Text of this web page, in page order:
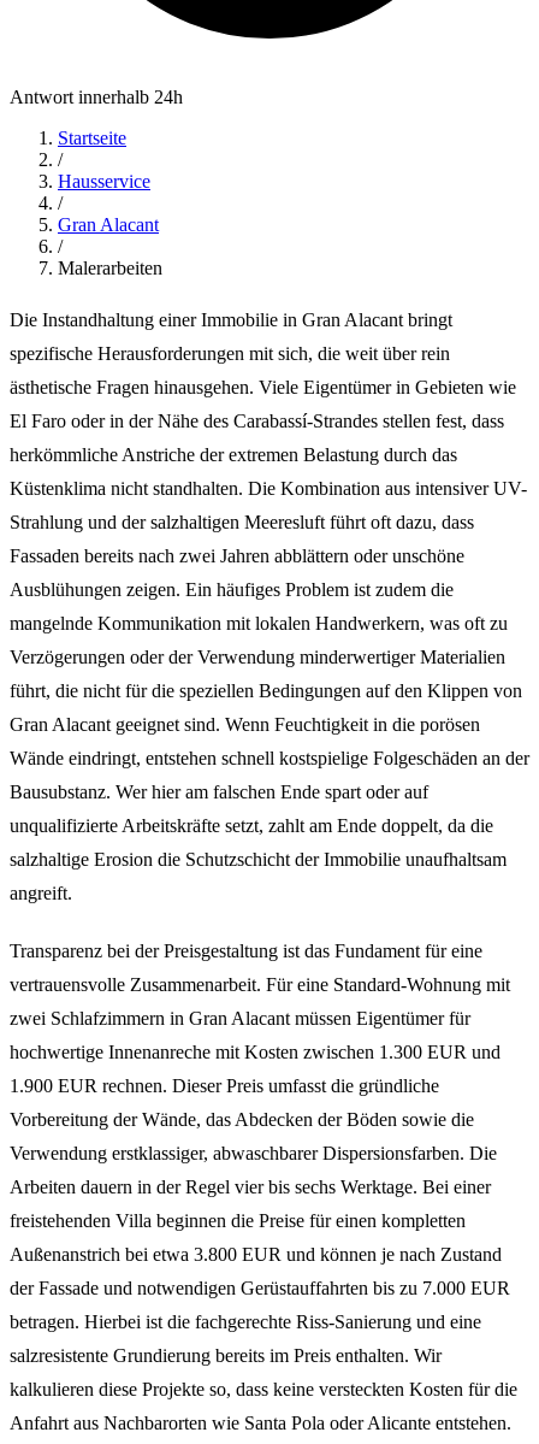
Antwort innerhalb 24h
Startseite
/
Hausservice
/
Gran Alacant
/
Malerarbeiten
Die Instandhaltung einer Immobilie in Gran Alacant bringt
spezifische Herausforderungen mit sich, die weit über rein
ästhetische Fragen hinausgehen. Viele Eigentümer in Gebieten wie
El Faro oder in der Nähe des Carabassí-Strandes stellen fest, dass
herkömmliche Anstriche der extremen Belastung durch das
Küstenklima nicht standhalten. Die Kombination aus intensiver UV-
Strahlung und der salzhaltigen Meeresluft führt oft dazu, dass
Fassaden bereits nach zwei Jahren abblättern oder unschöne
Ausblühungen zeigen. Ein häufiges Problem ist zudem die
mangelnde Kommunikation mit lokalen Handwerkern, was oft zu
Verzögerungen oder der Verwendung minderwertiger Materialien
führt, die nicht für die speziellen Bedingungen auf den Klippen von
Gran Alacant geeignet sind. Wenn Feuchtigkeit in die porösen
Wände eindringt, entstehen schnell kostspielige Folgeschäden an der
Bausubstanz. Wer hier am falschen Ende spart oder auf
unqualifizierte Arbeitskräfte setzt, zahlt am Ende doppelt, da die
salzhaltige Erosion die Schutzschicht der Immobilie unaufhaltsam
angreift.
Transparenz bei der Preisgestaltung ist das Fundament für eine
vertrauensvolle Zusammenarbeit. Für eine Standard-Wohnung mit
zwei Schlafzimmern in Gran Alacant müssen Eigentümer für
hochwertige Innenanreche mit Kosten zwischen 1.300 EUR und
1.900 EUR rechnen. Dieser Preis umfasst die gründliche
Vorbereitung der Wände, das Abdecken der Böden sowie die
Verwendung erstklassiger, abwaschbarer Dispersionsfarben. Die
Arbeiten dauern in der Regel vier bis sechs Werktage. Bei einer
freistehenden Villa beginnen die Preise für einen kompletten
Außenanstrich bei etwa 3.800 EUR und können je nach Zustand
der Fassade und notwendigen Gerüstauffahrten bis zu 7.000 EUR
betragen. Hierbei ist die fachgerechte Riss-Sanierung und eine
salzresistente Grundierung bereits im Preis enthalten. Wir
kalkulieren diese Projekte so, dass keine versteckten Kosten für die
Anfahrt aus Nachbarorten wie Santa Pola oder Alicante entstehen.